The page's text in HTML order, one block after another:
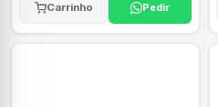
Carrinho Pedir